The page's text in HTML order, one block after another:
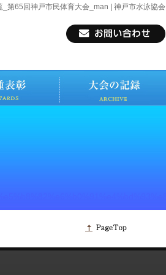
_第65回神戸市民体育大会_man | 神戸市水泳協会